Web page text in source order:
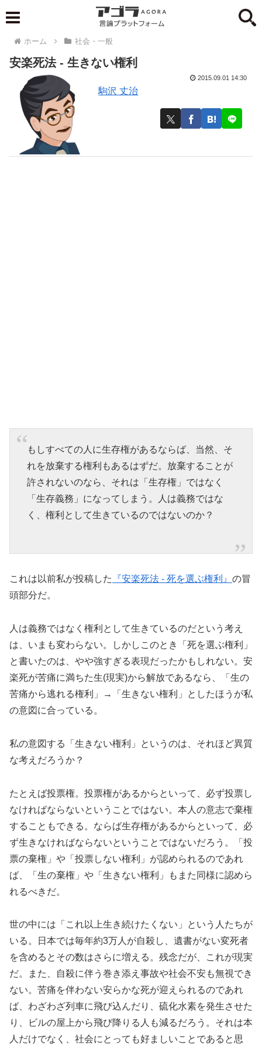
ホーム 社会・一般
安楽死法 ‐ 生きない権利
駒沢 丈治
2015.09.01 14:30
もしすべての人に生存権があるならば、当然、そ
れを放棄する権利もあるはずだ。放棄することが
許されないのなら、それは「生存権」ではなく
「生存義務」になってしまう。人は義務ではな
く、権利として生きているのではないのか？
これは以前私が投稿した 『安楽死法 ‐ 死を選ぶ権利』 の冒
頭部分だ。
人は義務ではなく権利として生きているのだという考え
は、いまも変わらない。しかしこのとき「死を選ぶ権利」
と書いたのは、やや強すぎる表現だったかもしれない。安
楽死が苦痛に満ちた生(現実)から解放であるなら、「生の
苦痛から逃れる権利」→「生きない権利」としたほうが私
の意図に合っている。
私の意図する「生きない権利」というのは、それほど異質
な考えだろうか？
たとえば投票権。投票権があるからといって、必ず投票し
なければならないということではない。本人の意志で棄権
することもできる。ならば生存権があるからといって、必
ず生きなければならないということではないだろう。「投
票の棄権」や「投票しない権利」が認められるのであれ
ば、「生の棄権」や「生きない権利」もまた同様に認めら
れるべきだ。
世の中には「これ以上生き続けたくない」という人たちが
いる。日本では毎年約3万人が自殺し、遺書がない変死者
を含めるとその数はさらに増える。残念だが、これが現実
だ。また、自殺に伴う巻き添え事故や社会不安も無視でき
ない。苦痛を伴わない安らかな死が迎えられるのであれ
ば、わざわざ列車に飛び込んだり、硫化水素を発生させた
り、ビルの屋上から飛び降りる人も減るだろう。それは本
人だけでなく、社会にとっても好ましいことであると思